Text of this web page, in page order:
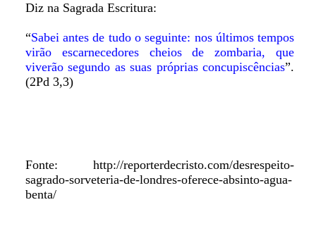
Diz na Sagrada Escritura:
“Sabei antes de tudo o seguinte: nos últimos tempos
virão escarnecedores cheios de zombaria, que
viverão segundo as suas próprias concupiscências”.
(2Pd 3,3)
Fonte: http://reporterdecristo.com/desrespeito-
sagrado-sorveteria-de-londres-oferece-absinto-agua-
benta/